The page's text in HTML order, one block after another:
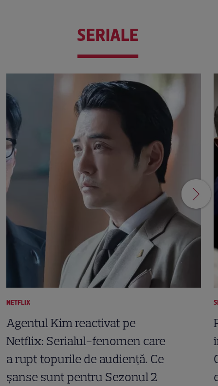
SERIALE
NETFLIX
Agentul Kim reactivat pe
Netflix: Serialul-fenomen care
a rupt topurile de audiență. Ce
șanse sunt pentru Sezonul 2